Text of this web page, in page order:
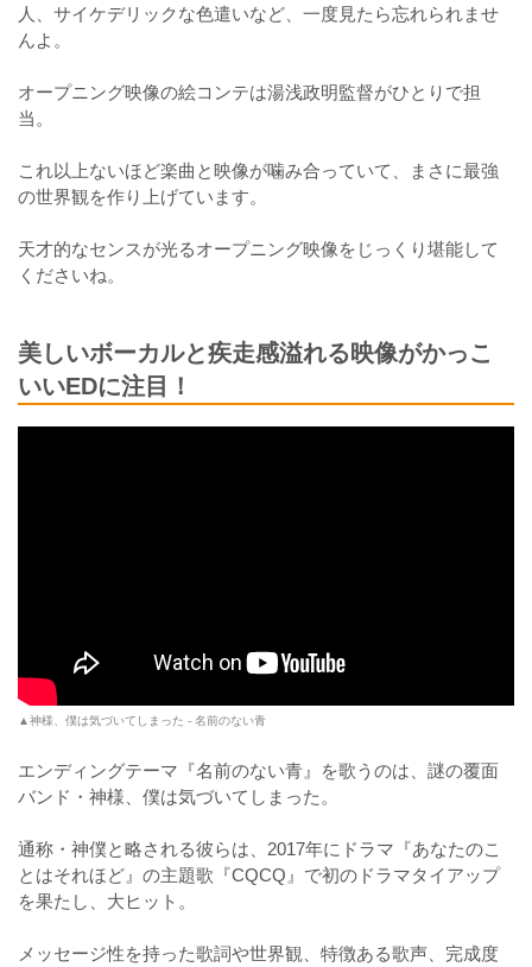
人、サイケデリックな色遣いなど、一度見たら忘れられませ
んよ。
オープニング映像の絵コンテは湯浅政明監督がひとりで担
当。
これ以上ないほど楽曲と映像が噛み合っていて、まさに最強
の世界観を作り上げています。
天才的なセンスが光るオープニング映像をじっくり堪能して
くださいね。
美しいボーカルと疾走感溢れる映像がかっこ
いいEDに注目！
▲神様、僕は気づいてしまった - 名前のない青
エンディングテーマ『名前のない青』を歌うのは、謎の覆面
バンド・神様、僕は気づいてしまった。
通称・神僕と略される彼らは、2017年にドラマ『あなたのこ
とはそれほど』の主題歌『CQCQ』で初のドラマタイアップ
を果たし、大ヒット。
メッセージ性を持った歌詞や世界観、特徴ある歌声、完成度